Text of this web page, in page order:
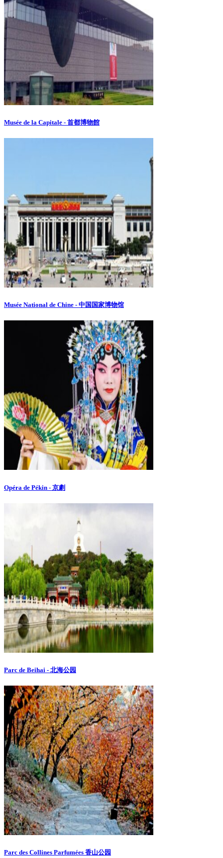
Musée de la Capitale - 首都博物館
Musée National de Chine - 中国国家博物馆
Opéra de Pékin - 京劇
Parc de Beihai - 北海公园
Parc des Collines Parfumées 香山公园